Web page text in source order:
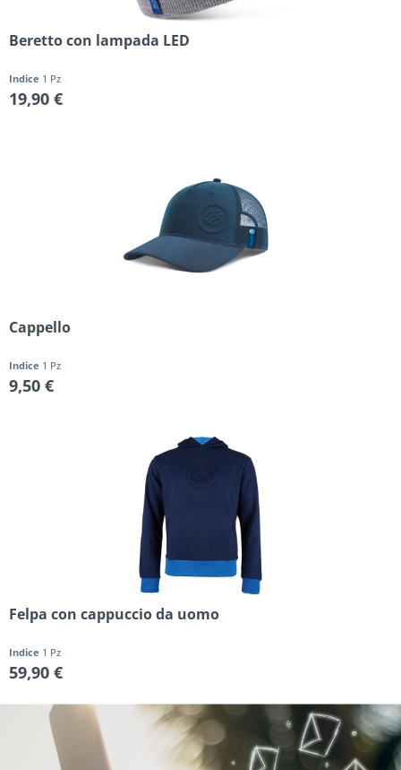
Felpa con cappuccio da uomo
Indice 1 Pz
59,90 €
Cappello
Indice 1 Pz
9,50 €
Beretto con lampada LED
Indice 1 Pz
19,90 €